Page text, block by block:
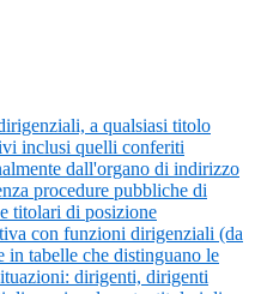
a qualsiasi titolo
inclusi quelli conferiti
dall'organo di indirizzo
procedure pubbliche di
titolari di posizione
con funzioni dirigenziali (da
in tabelle che distinguano le
dirigenti, dirigenti